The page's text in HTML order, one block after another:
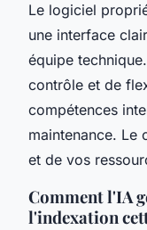
Le logiciel
une interface
équipe
contrôle et de
compétences
maintenance. Le
et de vos
Comment l'IA
l'indexation